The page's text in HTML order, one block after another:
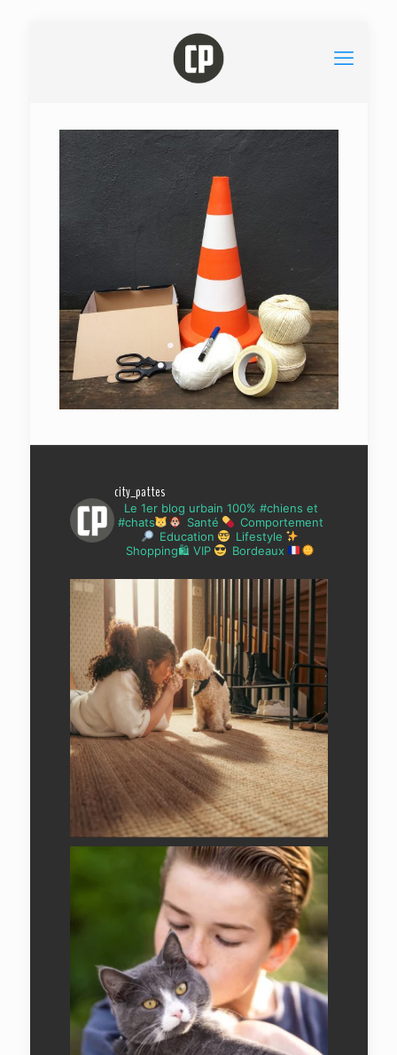
city_pattes
Le 1er blog urbain 100% #chiens et
#chats
Santé
Comportement
Education
Lifestyle
Shopping🛍 VIP
Bordeaux